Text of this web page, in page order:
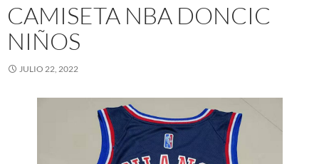
CAMISETA NBA DONCIC
NIÑOS
JULIO 22, 2022